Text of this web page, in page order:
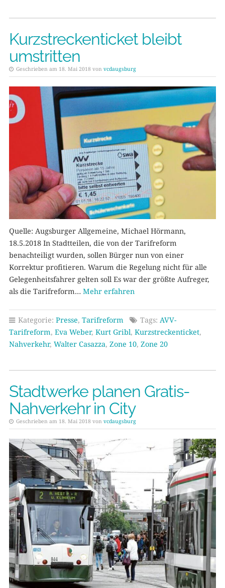
Kurzstreckenticket bleibt
umstritten
Geschrieben am 18. Mai 2018 von vcdaugsburg
Quelle: Augsburger Allgemeine, Michael Hörmann,
18.5.2018 In Stadtteilen, die von der Tarifreform
benachteiligt wurden, sollen Bürger nun von einer
Korrektur profitieren. Warum die Regelung nicht für alle
Gelegenheitsfahrer gelten soll Es war der größte Aufreger,
als die Tarifreform… Mehr erfahren
Kategorie: Presse, Tarifreform Tags: AVV-
Tarifreform, Eva Weber, Kurt Gribl, Kurzstreckenticket,
Nahverkehr, Walter Casazza, Zone 10, Zone 20
Stadtwerke planen Gratis-
Nahverkehr in City
Geschrieben am 18. Mai 2018 von vcdaugsburg